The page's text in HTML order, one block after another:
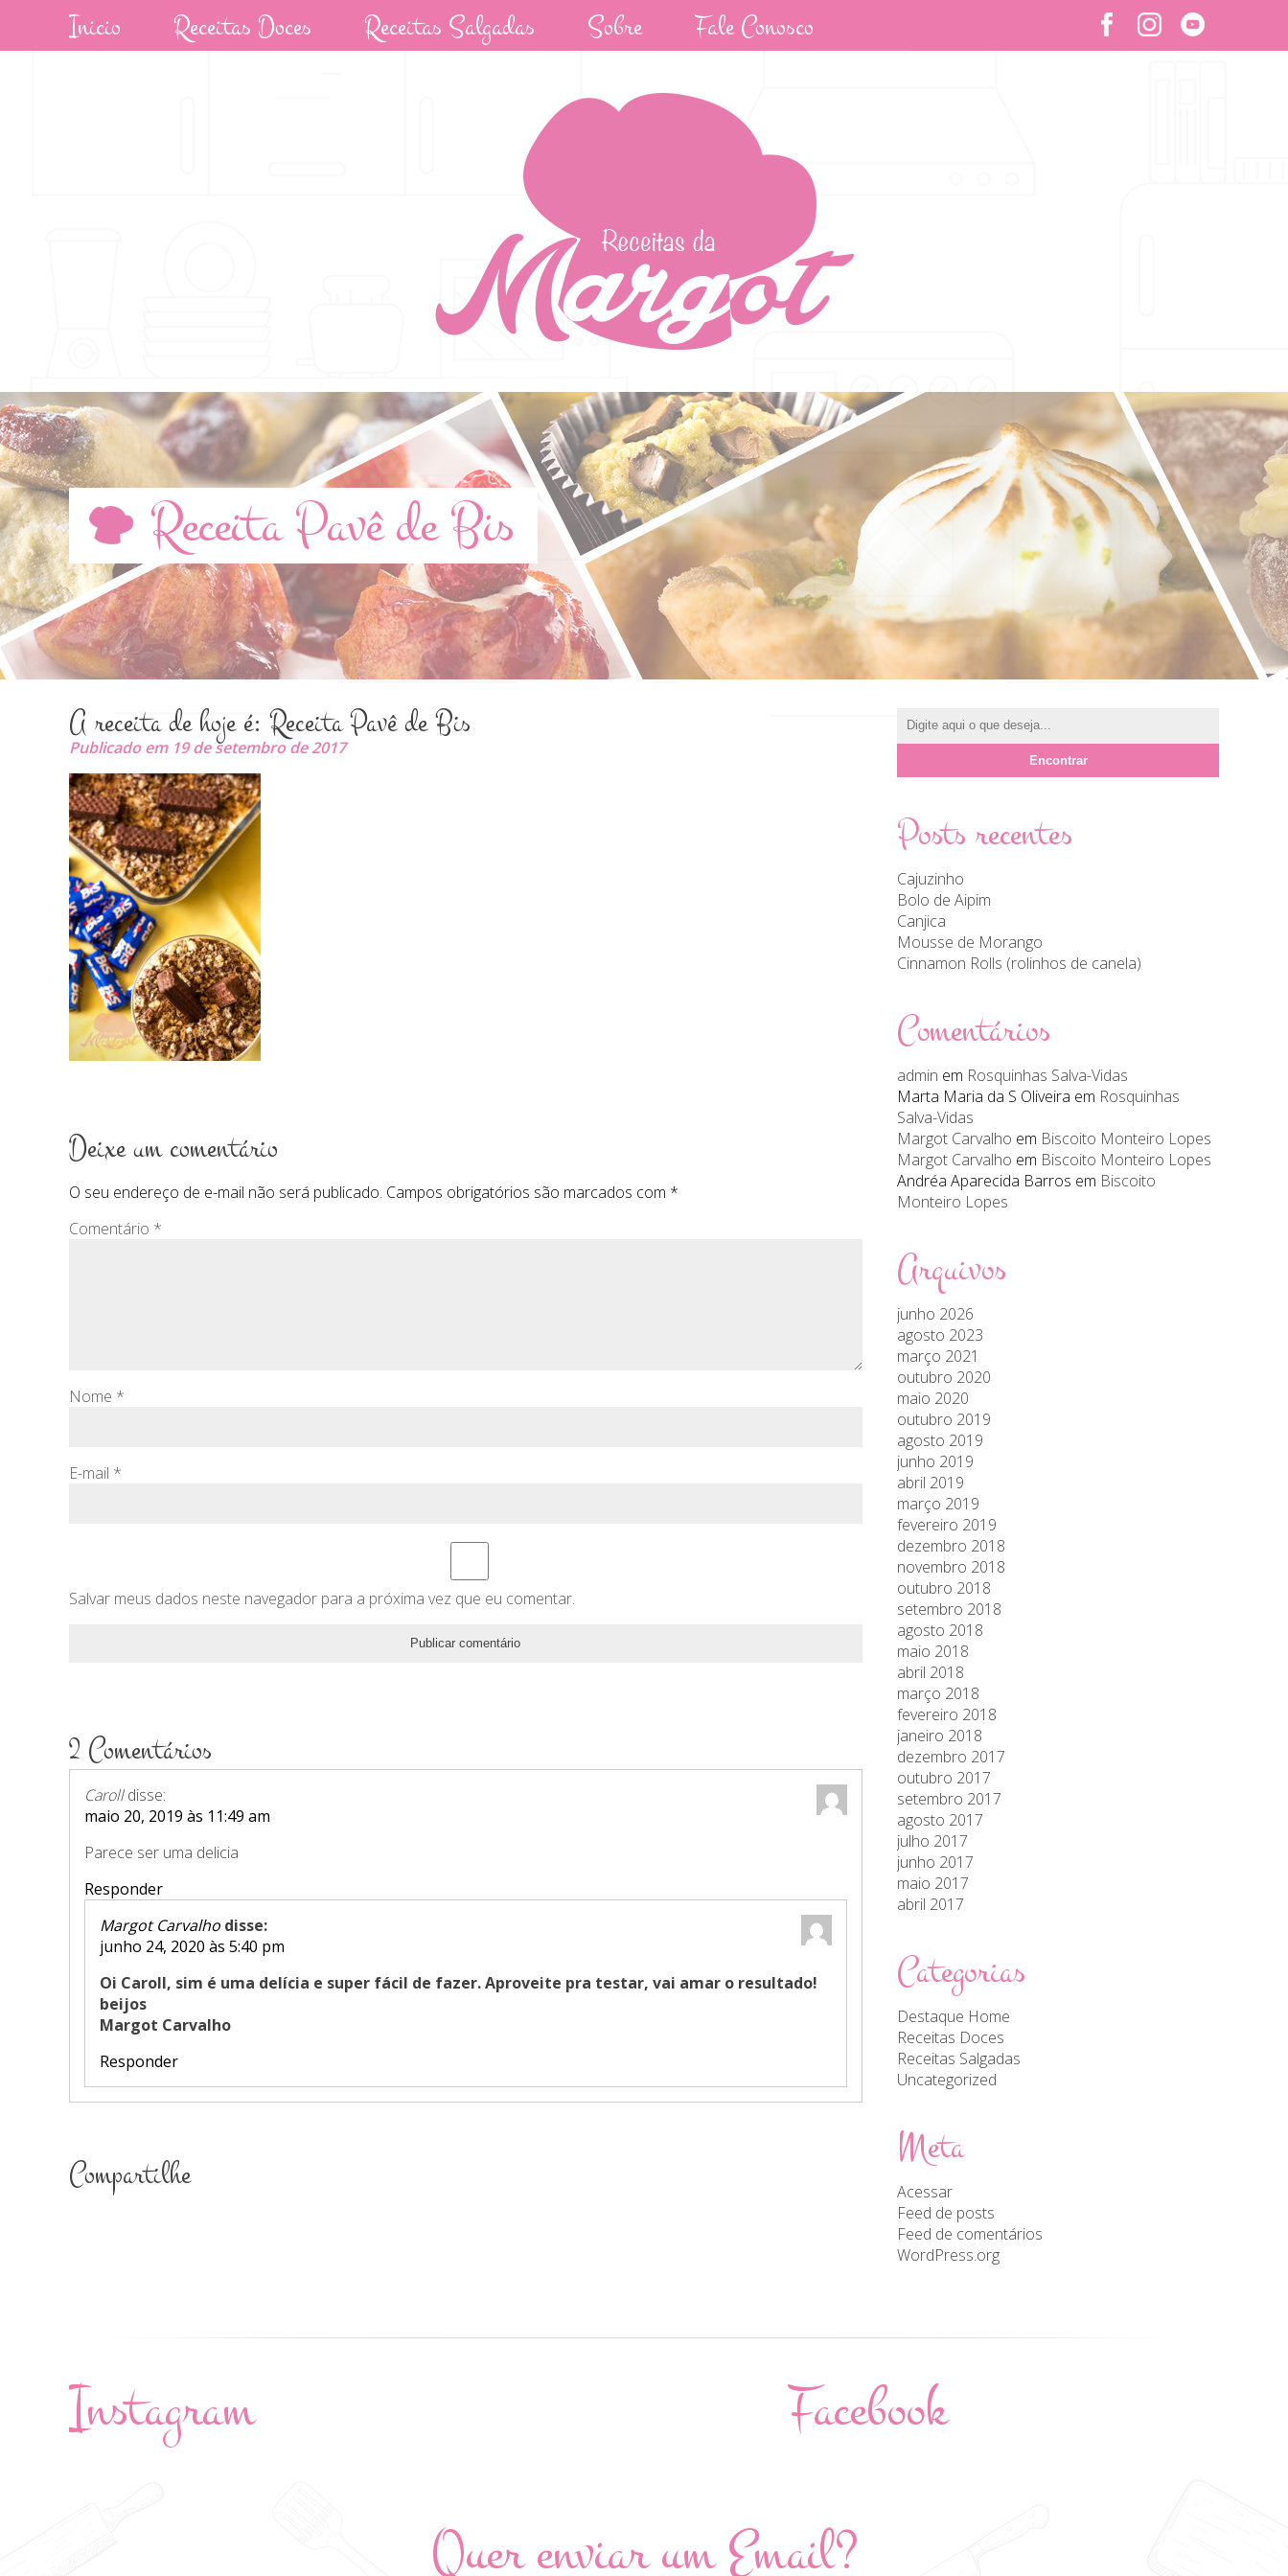
Inicio Receitas Doces Receitas Salgadas Sobre Fale Conosco
Receita Pavê de Bis
A receita de hoje é: Receita Pavê de Bis
Publicado em 19 de setembro de 2017
Deixe um comentário
O seu endereço de e-mail não será publicado. Campos obrigatórios são marcados com *
Comentário *
Nome *
E-mail *
Salvar meus dados neste navegador para a próxima vez que eu comentar.
2 Comentários
Caroll disse:
maio 20, 2019 às 11:49 am
Parece ser uma delicia
Responder
Margot Carvalho disse:
junho 24, 2020 às 5:40 pm
Oi Caroll, sim é uma delícia e super fácil de fazer. Aproveite pra testar, vai amar o resultado!
beijos
Margot Carvalho
Responder
Compartilhe
Posts recentes
Cajuzinho
Bolo de Aipim
Canjica
Mousse de Morango
Cinnamon Rolls (rolinhos de canela)
Comentários
admin em Rosquinhas Salva-Vidas
Marta Maria da S Oliveira em Rosquinhas
Salva-Vidas
Margot Carvalho em Biscoito Monteiro Lopes
Margot Carvalho em Biscoito Monteiro Lopes
Andréa Aparecida Barros em Biscoito
Monteiro Lopes
Arquivos
junho 2026
agosto 2023
março 2021
outubro 2020
maio 2020
outubro 2019
agosto 2019
junho 2019
abril 2019
março 2019
fevereiro 2019
dezembro 2018
novembro 2018
outubro 2018
setembro 2018
agosto 2018
maio 2018
abril 2018
março 2018
fevereiro 2018
janeiro 2018
dezembro 2017
outubro 2017
setembro 2017
agosto 2017
julho 2017
junho 2017
maio 2017
abril 2017
Categorias
Destaque Home
Receitas Doces
Receitas Salgadas
Uncategorized
Meta
Acessar
Feed de posts
Feed de comentários
WordPress.org
Instagram
Facebook
Quer enviar um Email?